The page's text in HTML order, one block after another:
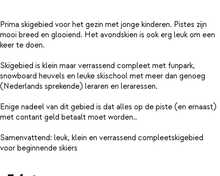
Prima skigebied voor het gezin met jonge kinderen. Pistes zijn
mooi breed en glooiend. Het avondskien is ook erg leuk om een
keer te doen.
Skigebied is klein maar verrassend compleet met funpark,
snowboard heuvels en leuke skischool met meer dan genoeg
(Nederlands sprekende) leraren en leraressen.
Enige nadeel van dit gebied is dat alles op de piste (en ernaast)
met contant geld betaalt moet worden..
Samenvattend: leuk, klein en verrassend compleetskigebied